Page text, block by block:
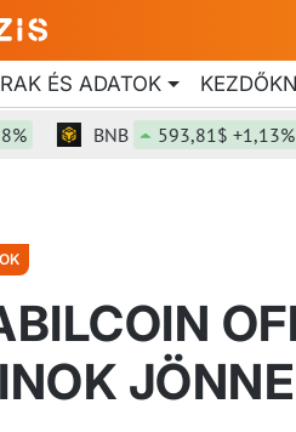
ÉS ADATOK
BNB 593,81$ +1,13%